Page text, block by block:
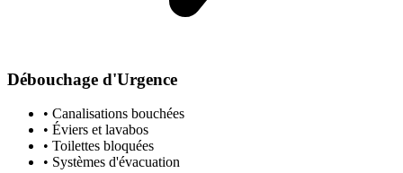
Débouchage d'Urgence
• Canalisations bouchées
• Éviers et lavabos
• Toilettes bloquées
• Systèmes d'évacuation